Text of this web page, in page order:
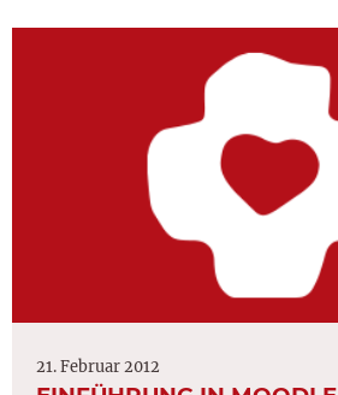
21. Februar 2012